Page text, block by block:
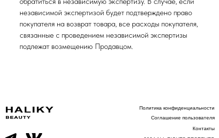
независимой экспертизой будет подтверждено право
покупателя на возврат товара, все расходы покупателя,
связанные с проведением независимой экспертизы
подлежат возмещению Продавцом.
HALIKY
CLOTHING
Контакты
Соглашение пользователя
Политика конфиденциальности